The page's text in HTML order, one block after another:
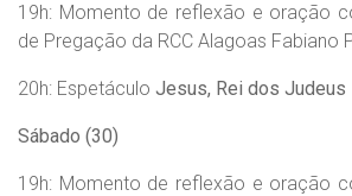
19h: Momento de reflexão e oração
de Pregação da RCC Alagoas Fabiano
20h: Espetáculo Jesus, Rei dos Judeus
Sábado (30)
19h: Momento de reflexão e oração